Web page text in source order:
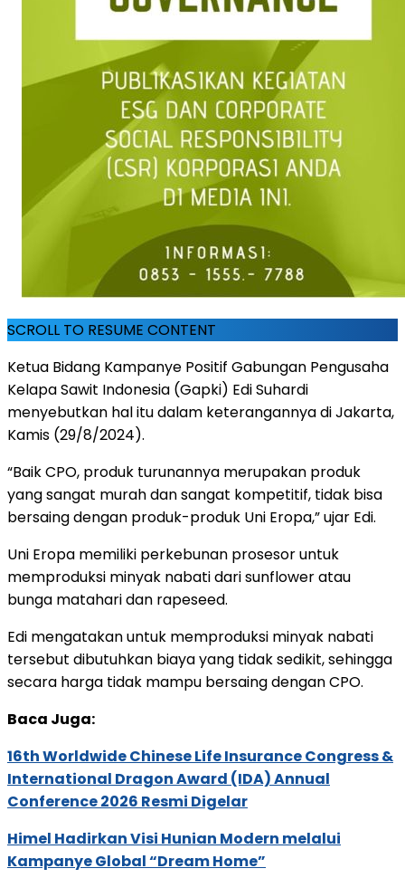
SCROLL TO RESUME CONTENT
Ketua Bidang Kampanye Positif Gabungan Pengusaha
Kelapa Sawit Indonesia (Gapki) Edi Suhardi
menyebutkan hal itu dalam keterangannya di Jakarta,
Kamis (29/8/2024).
“Baik CPO, produk turunannya merupakan produk
yang sangat murah dan sangat kompetitif, tidak bisa
bersaing dengan produk-produk Uni Eropa,” ujar Edi.
Uni Eropa memiliki perkebunan prosesor untuk
memproduksi minyak nabati dari sunflower atau
bunga matahari dan rapeseed.
Edi mengatakan untuk memproduksi minyak nabati
tersebut dibutuhkan biaya yang tidak sedikit, sehingga
secara harga tidak mampu bersaing dengan CPO.
Baca Juga:
16th Worldwide Chinese Life Insurance Congress &
International Dragon Award (IDA) Annual
Conference 2026 Resmi Digelar
Himel Hadirkan Visi Hunian Modern melalui
Kampanye Global “Dream Home”